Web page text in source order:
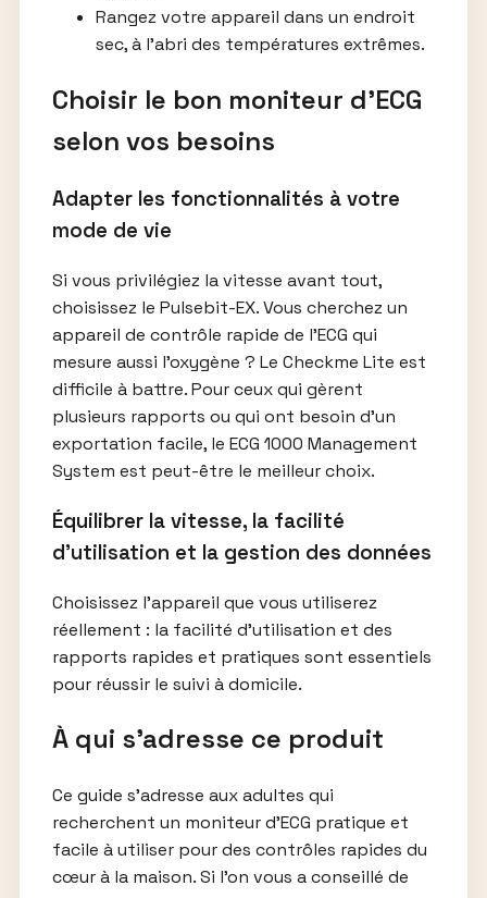
Rangez votre appareil dans un endroit
sec, à l’abri des températures extrêmes.
Choisir le bon moniteur d’ECG
selon vos besoins
Adapter les fonctionnalités à votre
mode de vie
Si vous privilégiez la vitesse avant tout,
choisissez le Pulsebit-EX. Vous cherchez un
appareil de contrôle rapide de l’ECG qui
mesure aussi l’oxygène ? Le Checkme Lite est
difficile à battre. Pour ceux qui gèrent
plusieurs rapports ou qui ont besoin d’un
exportation facile, le ECG 1000 Management
System est peut-être le meilleur choix.
Équilibrer la vitesse, la facilité
d’utilisation et la gestion des données
Choisissez l’appareil que vous utiliserez
réellement : la facilité d’utilisation et des
rapports rapides et pratiques sont essentiels
pour réussir le suivi à domicile.
À qui s’adresse ce produit
Ce guide s’adresse aux adultes qui
recherchent un moniteur d’ECG pratique et
facile à utiliser pour des contrôles rapides du
cœur à la maison. Si l’on vous a conseillé de